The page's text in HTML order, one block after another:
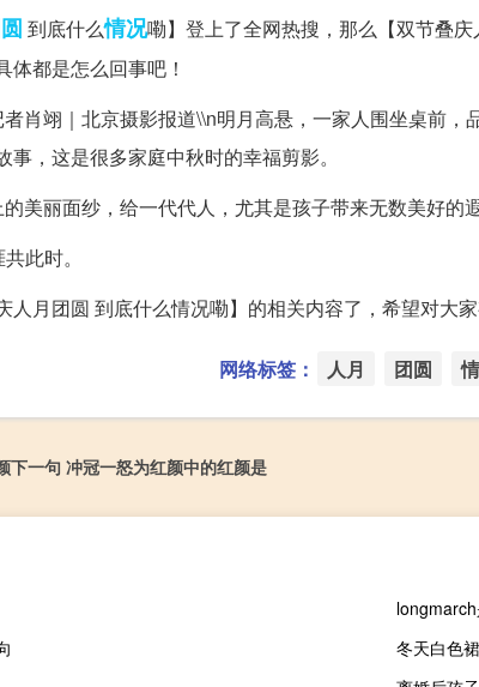
到底什么情况嘞】登上了全网热搜，那么【双节叠
体都是怎么回事吧！
肖翊｜北京摄影报道\\n明月高悬，一家人围坐桌前
，这是很多家庭中秋时的幸福剪影。
美丽面纱，给一代代人，尤其是孩子带来无数美好的遐
此时。
人月团圆 到底什么情况嘞】的相关内容了，希望对大家
网络标签： 人月 团圆
下一句 冲冠一怒为红颜中的红颜是
冬天白色